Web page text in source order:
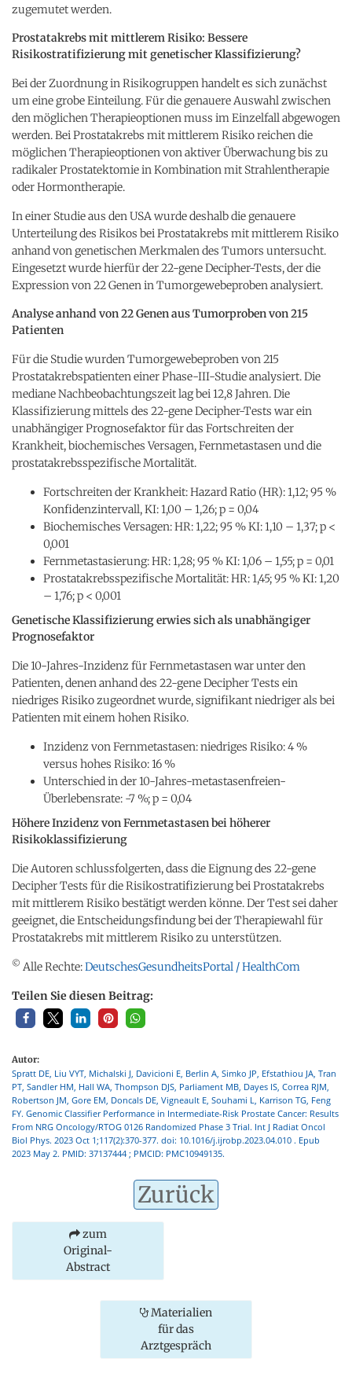
zugemutet werden.
Prostatakrebs mit mittlerem Risiko: Bessere
Risikostratifizierung mit genetischer Klassifizierung?
Bei der Zuordnung in Risikogruppen handelt es sich zunächst
um eine grobe Einteilung. Für die genauere Auswahl zwischen
den möglichen Therapieoptionen muss im Einzelfall abgewogen
werden. Bei Prostatakrebs mit mittlerem Risiko reichen die
möglichen Therapieoptionen von aktiver Überwachung bis zu
radikaler Prostatektomie in Kombination mit Strahlentherapie
oder Hormontherapie.
In einer Studie aus den USA wurde deshalb die genauere
Unterteilung des Risikos bei Prostatakrebs mit mittlerem Risiko
anhand von genetischen Merkmalen des Tumors untersucht.
Eingesetzt wurde hierfür der 22-gene Decipher-Tests, der die
Expression von 22 Genen in Tumorgewebeproben analysiert.
Analyse anhand von 22 Genen aus Tumorproben von 215
Patienten
Für die Studie wurden Tumorgewebeproben von 215
Prostatakrebspatienten einer Phase-III-Studie analysiert. Die
mediane Nachbeobachtungszeit lag bei 12,8 Jahren. Die
Klassifizierung mittels des 22-gene Decipher-Tests war ein
unabhängiger Prognosefaktor für das Fortschreiten der
Krankheit, biochemisches Versagen, Fernmetastasen und die
prostatakrebsspezifische Mortalität.
Fortschreiten der Krankheit: Hazard Ratio (HR): 1,12; 95 %
Konfidenzintervall, KI: 1,00 – 1,26; p = 0,04
Biochemisches Versagen: HR: 1,22; 95 % KI: 1,10 – 1,37; p <
0,001
Fernmetastasierung: HR: 1,28; 95 % KI: 1,06 – 1,55; p = 0,01
Prostatakrebsspezifische Mortalität: HR: 1,45; 95 % KI: 1,20
– 1,76; p < 0,001
Genetische Klassifizierung erwies sich als unabhängiger
Prognosefaktor
Die 10-Jahres-Inzidenz für Fernmetastasen war unter den
Patienten, denen anhand des 22-gene Decipher Tests ein
niedriges Risiko zugeordnet wurde, signifikant niedriger als bei
Patienten mit einem hohen Risiko.
Inzidenz von Fernmetastasen: niedriges Risiko: 4 %
versus hohes Risiko: 16 %
Unterschied in der 10-Jahres-metastasenfreien-
Überlebensrate: -7 %; p = 0,04
Höhere Inzidenz von Fernmetastasen bei höherer
Risikoklassifizierung
Die Autoren schlussfolgerten, dass die Eignung des 22-gene
Decipher Tests für die Risikostratifizierung bei Prostatakrebs
mit mittlerem Risiko bestätigt werden könne. Der Test sei daher
geeignet, die Entscheidungsfindung bei der Therapiewahl für
Prostatakrebs mit mittlerem Risiko zu unterstützen.
© Alle Rechte:DeutschesGesundheitsPortal / HealthCom
Teilen Sie diesen Beitrag:
Autor:
Spratt DE, Liu VYT, Michalski J, Davicioni E, Berlin A, Simko JP, Efstathiou JA, Tran
PT, Sandler HM, Hall WA, Thompson DJS, Parliament MB, Dayes IS, Correa RJM,
Robertson JM, Gore EM, Doncals DE, Vigneault E, Souhami L, Karrison TG, Feng
FY. Genomic Classifier Performance in Intermediate-Risk Prostate Cancer: Results
From NRG Oncology/RTOG 0126 Randomized Phase 3 Trial. Int J Radiat Oncol
Biol Phys. 2023 Oct 1;117(2):370-377. doi: 10.1016/j.ijrobp.2023.04.010 . Epub
2023 May 2. PMID: 37137444 ; PMCID: PMC10949135.
Zurück
zum
Original-
Abstract
Materialien
für das
Arztgespräch